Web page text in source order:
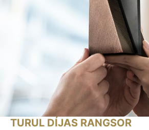
TURUL DÍJAS RANGSOR